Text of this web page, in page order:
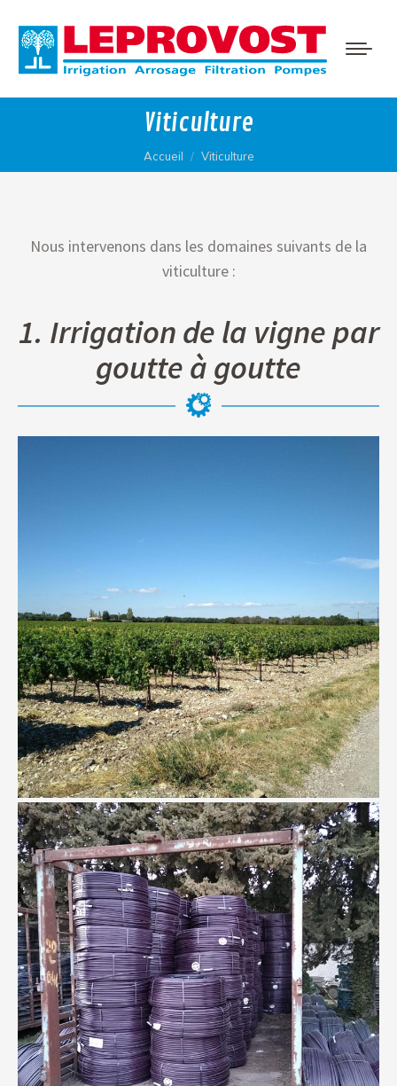
Viticulture
Vous êtes ici :
Accueil Viticulture
Nous intervenons dans les domaines suivants de la
viticulture :
1. Irrigation de la vigne par
goutte à goutte